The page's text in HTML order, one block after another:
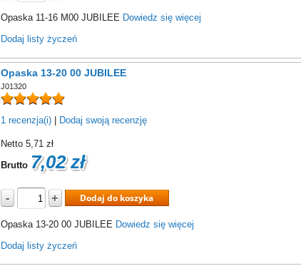
Opaska 11-16 M00 JUBILEE Dowiedz się więcej
Dodaj listy życzeń
Opaska 13-20 00 JUBILEE
J01320
1 recenzja(i) | Dodaj swoją recenzję
Netto 5,71 zł
Brutto 7,02 zł
- + Dodaj do koszyka
Opaska 13-20 00 JUBILEE Dowiedz się więcej
Dodaj listy życzeń